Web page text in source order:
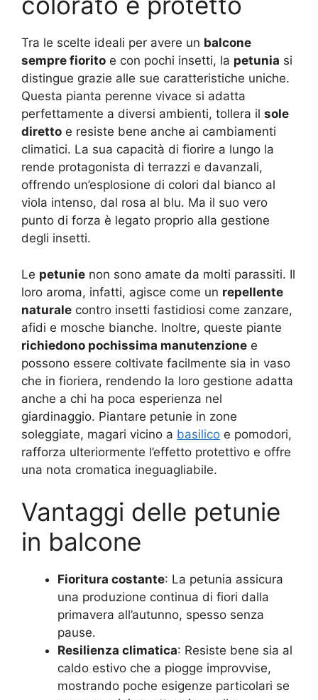
Tra le scelte ideali per avere un balcone
sempre fiorito e con pochi insetti, la petunia si
distingue grazie alle sue caratteristiche uniche.
Questa pianta perenne vivace si adatta
perfettamente a diversi ambienti, tollera il sole
diretto e resiste bene anche ai cambiamenti
climatici. La sua capacità di fiorire a lungo la
rende protagonista di terrazzi e davanzali,
offrendo un’esplosione di colori dal bianco al
viola intenso, dal rosa al blu. Ma il suo vero
punto di forza è legato proprio alla gestione
degli insetti.
Le petunie non sono amate da molti parassiti. Il
loro aroma, infatti, agisce come un repellente
naturale contro insetti fastidiosi come zanzare,
afidi e mosche bianche. Inoltre, queste piante
richiedono pochissima manutenzione e
possono essere coltivate facilmente sia in vaso
che in fioriera, rendendo la loro gestione adatta
anche a chi ha poca esperienza nel
giardinaggio. Piantare petunie in zone
soleggiate, magari vicino a basilico e pomodori,
rafforza ulteriormente l’effetto protettivo e offre
una nota cromatica ineguagliabile.
Vantaggi delle petunie
in balcone
Fioritura costante: La petunia assicura
una produzione continua di fiori dalla
primavera all’autunno, spesso senza
pause.
Resilienza climatica: Resiste bene sia al
caldo estivo che a piogge improvvise,
mostrando poche esigenze particolari se